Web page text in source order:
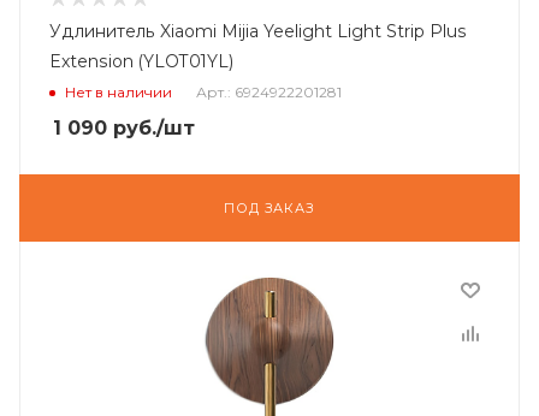
Удлинитель Xiaomi Mijia Yeelight Light Strip Plus
Extension (YLOT01YL)
Нет в наличии Арт.: 6924922201281
1 090 руб./шт
ПОД ЗАКАЗ